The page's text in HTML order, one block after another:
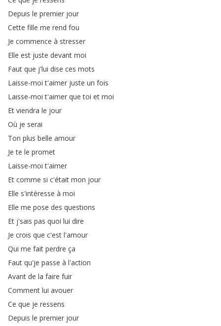
Depuis le premier jour
Cette fille me rend fou
Je commence à stresser
Elle est juste devant moi
Faut que j'lui dise ces mots
Laisse-moi t'aimer juste un fois
Laisse-moi t'aimer que toi et moi
Et viendra le jour
Où je serai
Ton plus belle amour
Je te le promet
Laisse-moi t'aimer
Et comme si c'était mon jour
Elle s'intéresse à moi
Elle me pose des questions
Et j'sais pas quoi lui dire
Je crois que c'est l'amour
Qui me fait perdre ça
Faut qu'je passe à l'action
Avant de la faire fuir
Comment lui avouer
Ce que je ressens
Depuis le premier jour